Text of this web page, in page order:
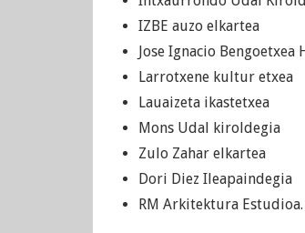
IZBE auzo elkartea
Jose Ignacio Bengoetxea
Larrotxene kultur etxea
Lauaizeta ikastetxea
Mons Udal kiroldegia
Zulo Zahar elkartea
Dori Diez Ileapaindegia
RM Arkitektura Estudioa.